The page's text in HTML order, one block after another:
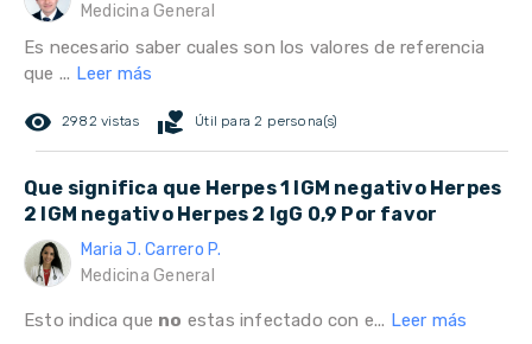
Medicina General
Es necesario saber cuales son los valores de referencia
que ... Leer más
remove_red_eye 2982 vistas volunteer_activism Útil para 2 persona(s)
Que significa que Herpes 1 IGM negativo Herpes
2 IGM negativo Herpes 2 IgG 0,9 Por favor
Maria J. Carrero P.
Medicina General
Esto indica que no estas infectado con e... Leer más